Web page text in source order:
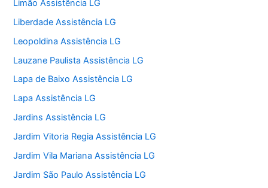
Limão Assistência LG
Liberdade Assistência LG
Leopoldina Assistência LG
Lauzane Paulista Assistência LG
Lapa de Baixo Assistência LG
Lapa Assistência LG
Jardins Assistência LG
Jardim Vitoria Regia Assistência LG
Jardim Vila Mariana Assistência LG
Jardim São Paulo Assistência LG